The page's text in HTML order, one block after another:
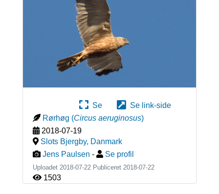
Se
Se link-side
Rørhøg (Circus aeruginosus)
2018-07-19
Slots Bjergby, Danmark
Jens Paulsen - Se profil
Uploadet 2018-07-22 Publiceret 2018-07-22
1503